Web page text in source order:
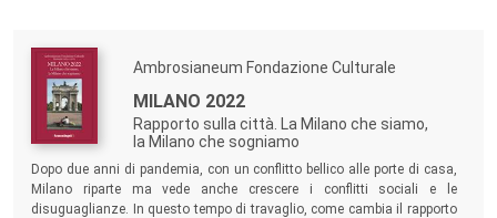
Ambrosianeum Fondazione Culturale
MILANO 2022
Rapporto sulla città. La Milano che siamo,
la Milano che sogniamo
Dopo due anni di pandemia, con un conflitto bellico alle porte di casa,
Milano riparte ma vede anche crescere i conflitti sociali e le
disuguaglianze. In questo tempo di travaglio, come cambia il rapporto